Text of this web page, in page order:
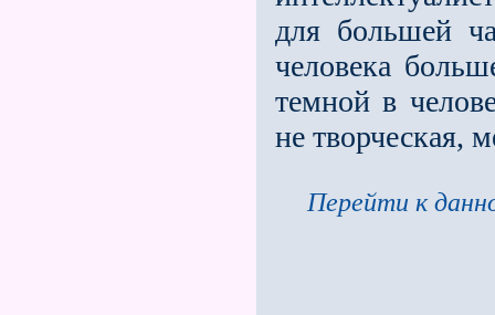
для большей
человека
темной в
не творческая,
Перейти к